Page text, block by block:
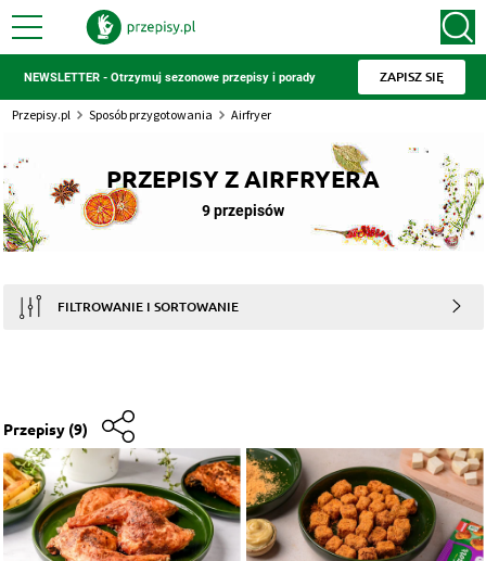
NEWSLETTER - Otrzymuj sezonowe przepisy i porady ZAPISZ SIĘ
Przepisy.pl Sposób przygotowania Airfryer
PRZEPISY Z AIRFRYERA
9 przepisów
FILTROWANIE I SORTOWANIE
Przepisy (9)